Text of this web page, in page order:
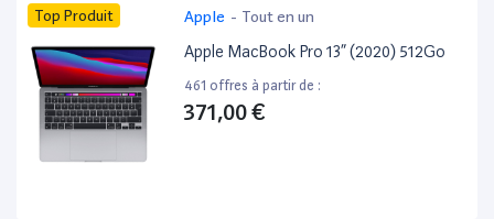
Top Produit Apple - Tout en un
Apple MacBook Pro 13” (2020) 512Go
461 offres à partir de :
371,00 €